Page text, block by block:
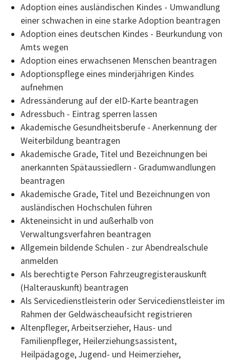
Adoption eines ausländischen Kindes - Umwandlung
einer schwachen in eine starke Adoption beantragen
Adoption eines deutschen Kindes - Beurkundung von
Amts wegen
Adoption eines erwachsenen Menschen beantragen
Adoptionspflege eines minderjährigen Kindes
aufnehmen
Adressänderung auf der eID-Karte beantragen
Adressbuch - Eintrag sperren lassen
Akademische Gesundheitsberufe - Anerkennung der
Weiterbildung beantragen
Akademische Grade, Titel und Bezeichnungen bei
anerkannten Spätaussiedlern - Gradumwandlungen
beantragen
Akademische Grade, Titel und Bezeichnungen von
ausländischen Hochschulen führen
Akteneinsicht in und außerhalb von
Verwaltungsverfahren beantragen
Allgemein bildende Schulen - zur Abendrealschule
anmelden
Als berechtigte Person Fahrzeugregisterauskunft
(Halterauskunft) beantragen
Als Servicedienstleisterin oder Servicedienstleister im
Rahmen der Geldwäscheaufsicht registrieren
Altenpfleger, Arbeitserzieher, Haus- und
Familienpfleger, Heilerziehungsassistent,
Heilpädagoge, Jugend- und Heimerzieher,